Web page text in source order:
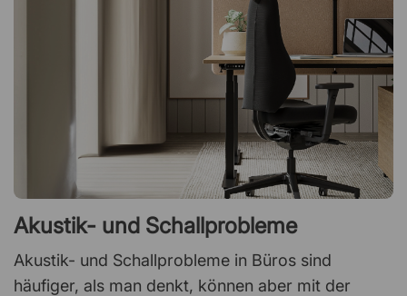
Akustik- und Schallprobleme
Akustik- und Schallprobleme in Büros sind
häufiger, als man denkt, können aber mit der